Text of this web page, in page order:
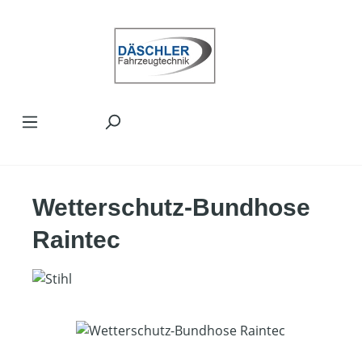
Wetterschutz-Bundhose
Raintec
Bildergalerie überspringen